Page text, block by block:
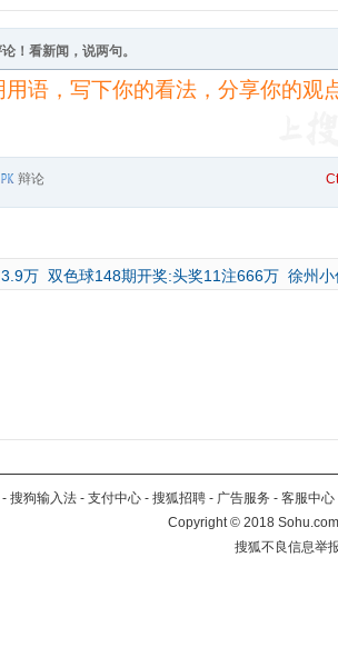
！看新闻，说两句。
辩论
万 双色球148期开奖:头奖11注666万 徐州
- 搜狗输入法 - 支付中心 - 搜狐招聘 - 广告服务 - 客服中心
Copyright©2018
搜狐不良信息举